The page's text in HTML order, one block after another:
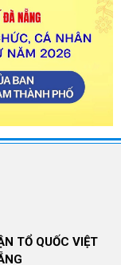
TỔ QUỐC VIỆT